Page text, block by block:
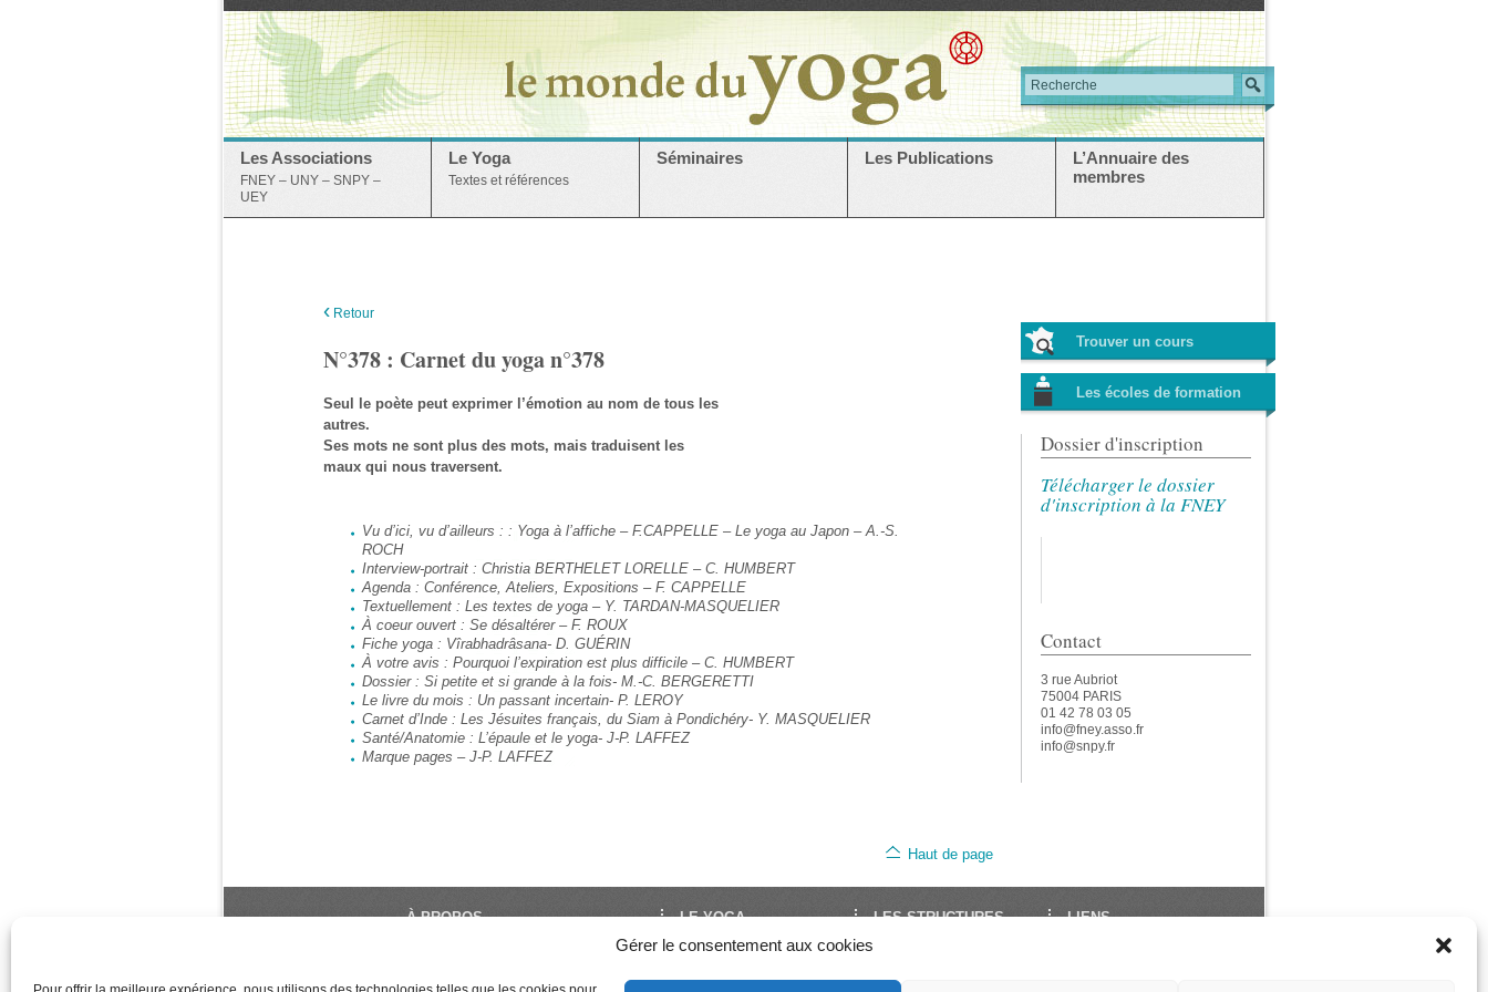
Gérer le consentement aux cookies
Les Associations
FNEY – UNY – SNPY –
UEY
Le Yoga
Textes et références
Séminaires Les Publications
L’Annuaire des
membres
‹ Retour
N°378 : Carnet du yoga n°378
Seul le poète peut exprimer l’émotion au nom de tous les
autres.
Ses mots ne sont plus des mots, mais traduisent les
maux qui nous traversent.
Vu d’ici, vu d’ailleurs : : Yoga à l’affiche – F.CAPPELLE – Le yoga au Japon – A.-S.
ROCH
Interview-portrait : Christia BERTHELET LORELLE – C. HUMBERT
Agenda : Conférence, Ateliers, Expositions – F. CAPPELLE
Textuellement : Les textes de yoga – Y. TARDAN-MASQUELIER
À coeur ouvert : Se désaltérer – F. ROUX
Fiche yoga : Vîrabhadrâsana- D. GUÉRIN
À votre avis : Pourquoi l’expiration est plus difficile – C. HUMBERT
Dossier : Si petite et si grande à la fois- M.-C. BERGERETTI
Le livre du mois : Un passant incertain- P. LEROY
Carnet d’Inde : Les Jésuites français, du Siam à Pondichéry- Y. MASQUELIER
Santé/Anatomie : L’épaule et le yoga- J-P. LAFFEZ
Marque pages – J-P. LAFFEZ
Trouver un cours
Les écoles de formation
Dossier d'inscription
Télécharger le dossier
d'inscription à la FNEY
Contact
3 rue Aubriot
75004 PARIS
01 42 78 03 05
info@fney.asso.fr
info@snpy.fr
Haut de page
À PROPOS LE YOGA
Découvrir le Yoga
LES STRUCTURES LIENS